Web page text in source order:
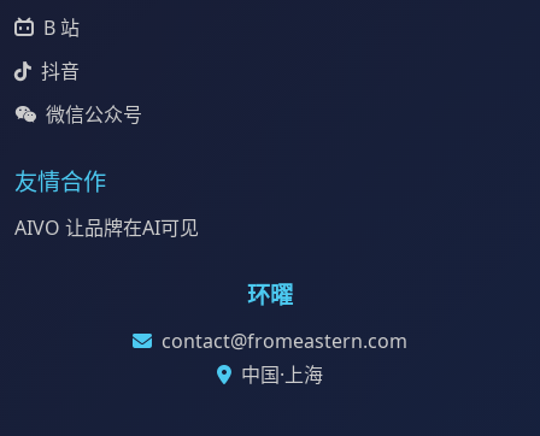
B 站
抖音
微信公众号
友情合作
AIVO 让品牌在AI可见
环曜
contact@fromeastern.com
中国·上海